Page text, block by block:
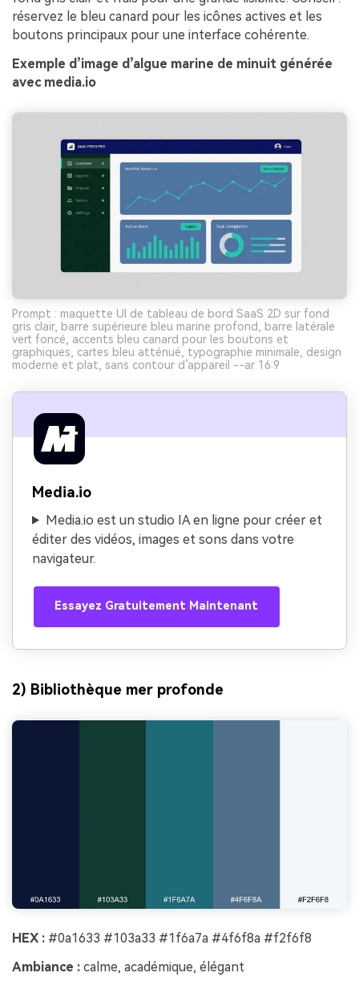
réservez le bleu canard pour les icônes actives et les
boutons principaux pour une interface cohérente.
Exemple d’image d’algue marine de minuit générée
avec media.io
Prompt : maquette UI de tableau de bord SaaS 2D sur fond
gris clair, barre supérieure bleu marine profond, barre latérale
vert foncé, accents bleu canard pour les boutons et
graphiques, cartes bleu atténué, typographie minimale, design
moderne et plat, sans contour d’appareil --ar 16:9
Media.io
Media.io est un studio IA en ligne pour créer et
éditer des vidéos, images et sons dans votre
navigateur.
Essayez Gratuitement Maintenant
2) Bibliothèque mer profonde
HEX : #0a1633 #103a33 #1f6a7a #4f6f8a #f2f6f8
Ambiance : calme, académique, élégant